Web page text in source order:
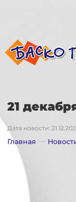
21
Дата новости:
Главная